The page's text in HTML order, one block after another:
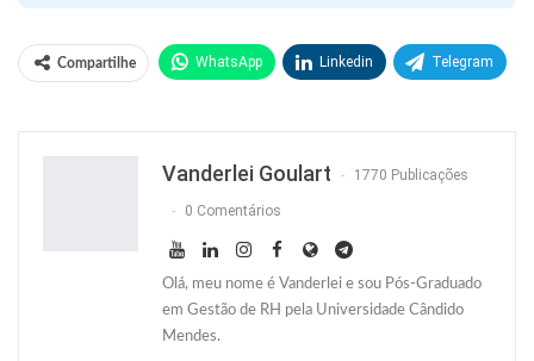
Compartilhe WhatsApp Linkedin Telegram
Vanderlei Goulart 1770 Publicações
0 Comentários
Olá, meu nome é Vanderlei e sou Pós-Graduado
em Gestão de RH pela Universidade Cândido
Mendes.